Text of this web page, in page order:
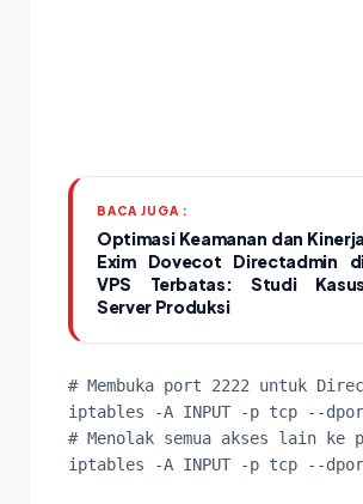
BACA JUGA :
Optimasi Keamanan dan Kinerja
Exim Dovecot Directadmin
VPS Terbatas: Studi Kasus
Server Produksi
# Membuka port 2222 untuk
iptables -A INPUT -p tcp --
# Menolak semua akses lain
iptables -A INPUT -p tcp --